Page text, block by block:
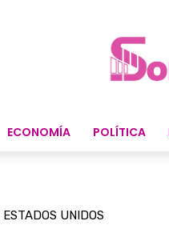
ECONOMÍA POLÍTICA
ESTADOS UNIDOS